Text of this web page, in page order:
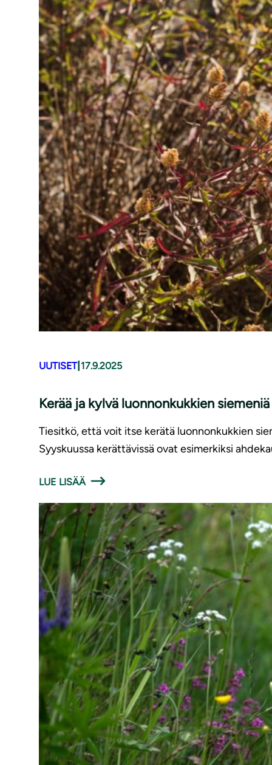
UUTISET| 17.9.2025
Kerää ja kylvä luonnonkukkien
Tiesitkö, että voit itse kerätä luonnonkukkien
Syyskuussa kerättävissä ovat esimerkiksi
LUE LISÄÄ